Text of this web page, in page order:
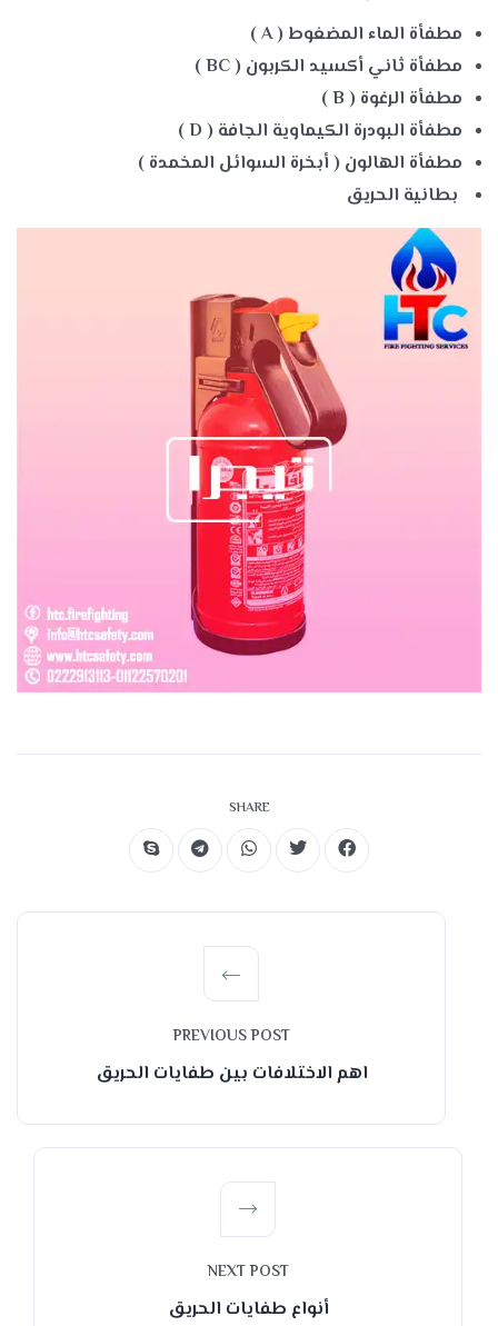
مطفأة الماء المضغوط ( A )
مطفأة ثاني أكسيد الكربون ( BC )
مطفأة الرغوة ( B )
مطفأة البودرة الكيماوية الجافة ( D )
مطفأة الهالون ( أبخرة السوائل المخمدة )
بطانية الحريق
SHARE
PREVIOUS POST
اهم الاختلافات بين طفايات الحريق
NEXT POST
أنواع طفايات الحريق